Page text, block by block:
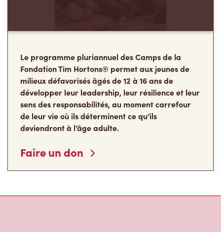
Le programme pluriannuel des Camps de la
Fondation Tim Hortons® permet aux jeunes de
milieux défavorisés âgés de 12 à 16 ans de
développer leur leadership, leur résilience et leur
sens des responsabilités, au moment carrefour
de leur vie où ils déterminent ce qu’ils
deviendront à l’âge adulte.
Faire un don